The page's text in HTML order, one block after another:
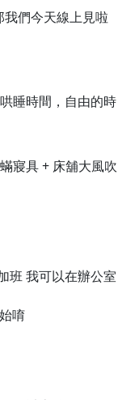
我們今天線上見啦
睡時間，自由的時
寢具 + 床舖大風吹
班 我可以在辦公室
唷